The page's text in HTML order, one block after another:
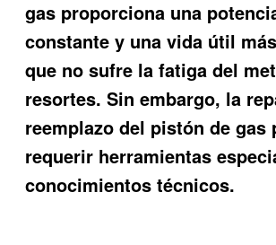
gas proporciona una
constante y una vida útil
que no sufre la fatiga del
resortes. Sin embargo, la
reemplazo del pistón de gas
requerir herramientas
conocimientos técnicos.